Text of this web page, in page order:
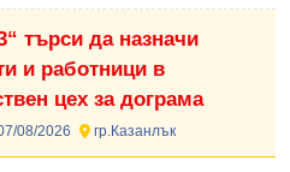
търси да назначи
и работници в
цех за дограма
08/2026 гр.Казанлък